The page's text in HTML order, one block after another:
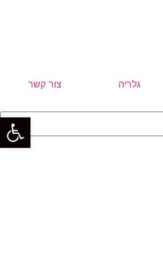
גלריה צור קשר
פתח